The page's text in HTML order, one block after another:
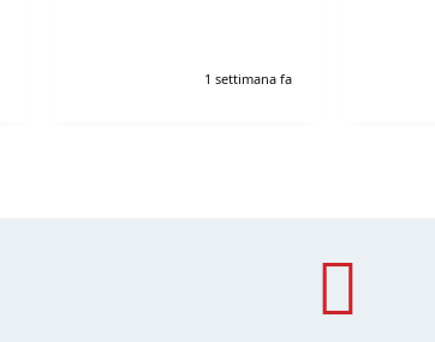
1 settimana fa